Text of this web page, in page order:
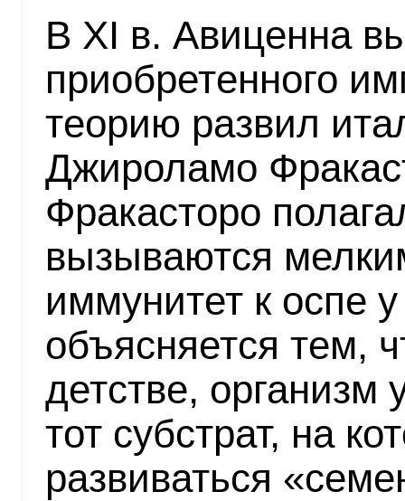
В XI в. Авиценна
приобретенного
теорию развил
Джироламо
Фракасторо
вызываются
иммунитет к оспе
объясняется тем,
детстве, организм
тот субстрат, на
развиваться